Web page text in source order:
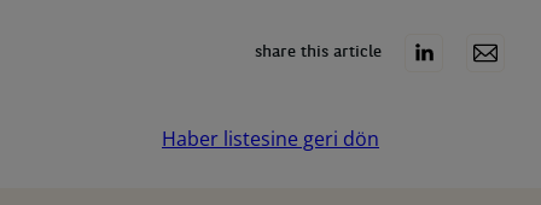
share this article
Haber listesine geri dön